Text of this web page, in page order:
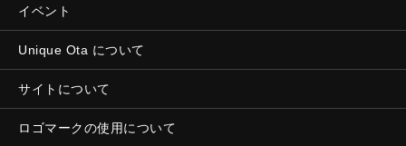
イベント
Unique Ota について
サイトについて
ロゴマークの使用について